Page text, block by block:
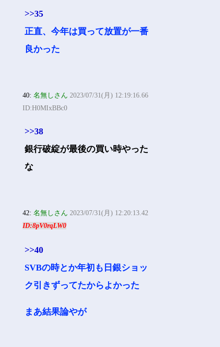
>>35
正直、今年は買って放置が一番
良かった
40:名無しさん 2023/07/31(月) 12:19:16.66
ID:H0MIxBBc0
>>38
銀行破綻が最後の買い時やった
な
42:名無しさん 2023/07/31(月) 12:20:13.42
ID:8pV0rqLW0
>>40
SVBの時とか年初も日銀ショッ
ク引きずってたからよかった
まあ結果論やが